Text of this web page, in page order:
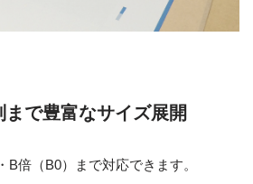
で豊富なサイズ展開
B倍（B0）まで対応できます。